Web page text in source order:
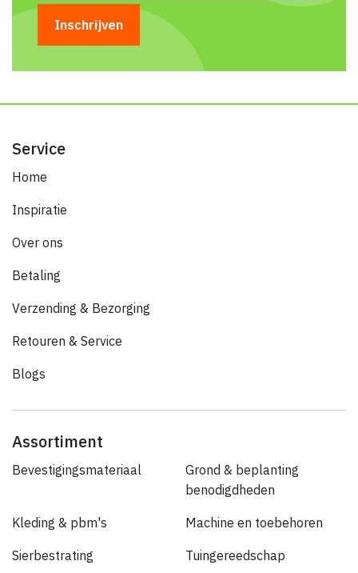
Service
Home
Inspiratie
Over ons
Betaling
Verzending & Bezorging
Retouren & Service
Blogs
Assortiment
Bevestigingsmateriaal
Grond & beplanting
benodigdheden
Kleding & pbm's Machine en toebehoren
Sierbestrating Tuingereedschap